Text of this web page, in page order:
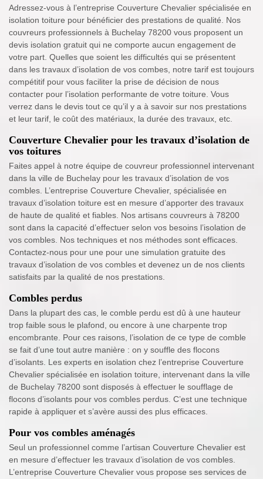
Adressez-vous à l’entreprise Couverture Chevalier spécialisée en
isolation toiture pour bénéficier des prestations de qualité. Nos
couvreurs professionnels à Buchelay 78200 vous proposent un
devis isolation gratuit qui ne comporte aucun engagement de
votre part. Quelles que soient les difficultés qui se présentent
dans les travaux d’isolation de vos combes, notre tarif est toujours
compétitif pour vous faciliter la prise de décision de nous
contacter pour l’isolation performante de votre toiture. Vous
verrez dans le devis tout ce qu’il y a à savoir sur nos prestations
et leur tarif, le coût des matériaux, la durée des travaux, etc.
Couverture Chevalier pour les travaux d’isolation de
vos toitures
Faites appel à notre équipe de couvreur professionnel intervenant
dans la ville de Buchelay pour les travaux d’isolation de vos
combles. L’entreprise Couverture Chevalier, spécialisée en
travaux d’isolation toiture est en mesure d’apporter des travaux
de haute de qualité et fiables. Nos artisans couvreurs à 78200
sont dans la capacité d’effectuer selon vos besoins l’isolation de
vos combles. Nos techniques et nos méthodes sont efficaces.
Contactez-nous pour une pour une simulation gratuite des
travaux d’isolation de vos combles et devenez un de nos clients
satisfaits par la qualité de nos prestations.
Combles perdus
Dans la plupart des cas, le comble perdu est dû à une hauteur
trop faible sous le plafond, ou encore à une charpente trop
encombrante. Pour ces raisons, l’isolation de ce type de comble
se fait d’une tout autre manière : on y souffle des flocons
d’isolants. Les experts en isolation chez l’entreprise Couverture
Chevalier spécialisée en isolation toiture, intervenant dans la ville
de Buchelay 78200 sont disposés à effectuer le soufflage de
flocons d’isolants pour vos combles perdus. C’est une technique
rapide à appliquer et s’avère aussi des plus efficaces.
Pour vos combles aménagés
Seul un professionnel comme l’artisan Couverture Chevalier est
en mesure d’effectuer les travaux d’isolation de vos combles.
L’entreprise Couverture Chevalier vous propose ses services de